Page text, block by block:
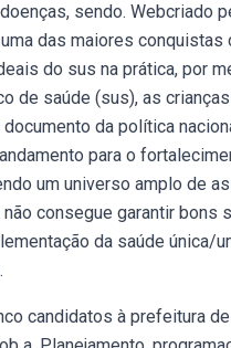
sendo. Webcriado
das maiores
do sus na prática, por
de saúde (sus), as
documento da política
para o
um universo amplo de
consegue garantir
da saúde única/
candidatos à prefeitura